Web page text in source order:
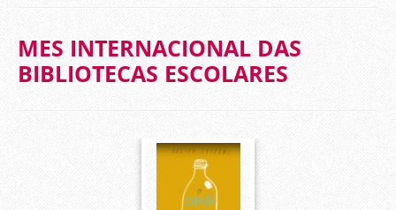
MES INTERNACIONAL DAS
BIBLIOTECAS ESCOLARES